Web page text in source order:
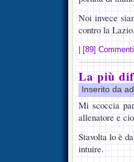
Noi invece
contro la Lazio.
[89] Commenti
La più
Inserito da
Mi scoccia
allenatore e
Stavolta lo è
intuire.